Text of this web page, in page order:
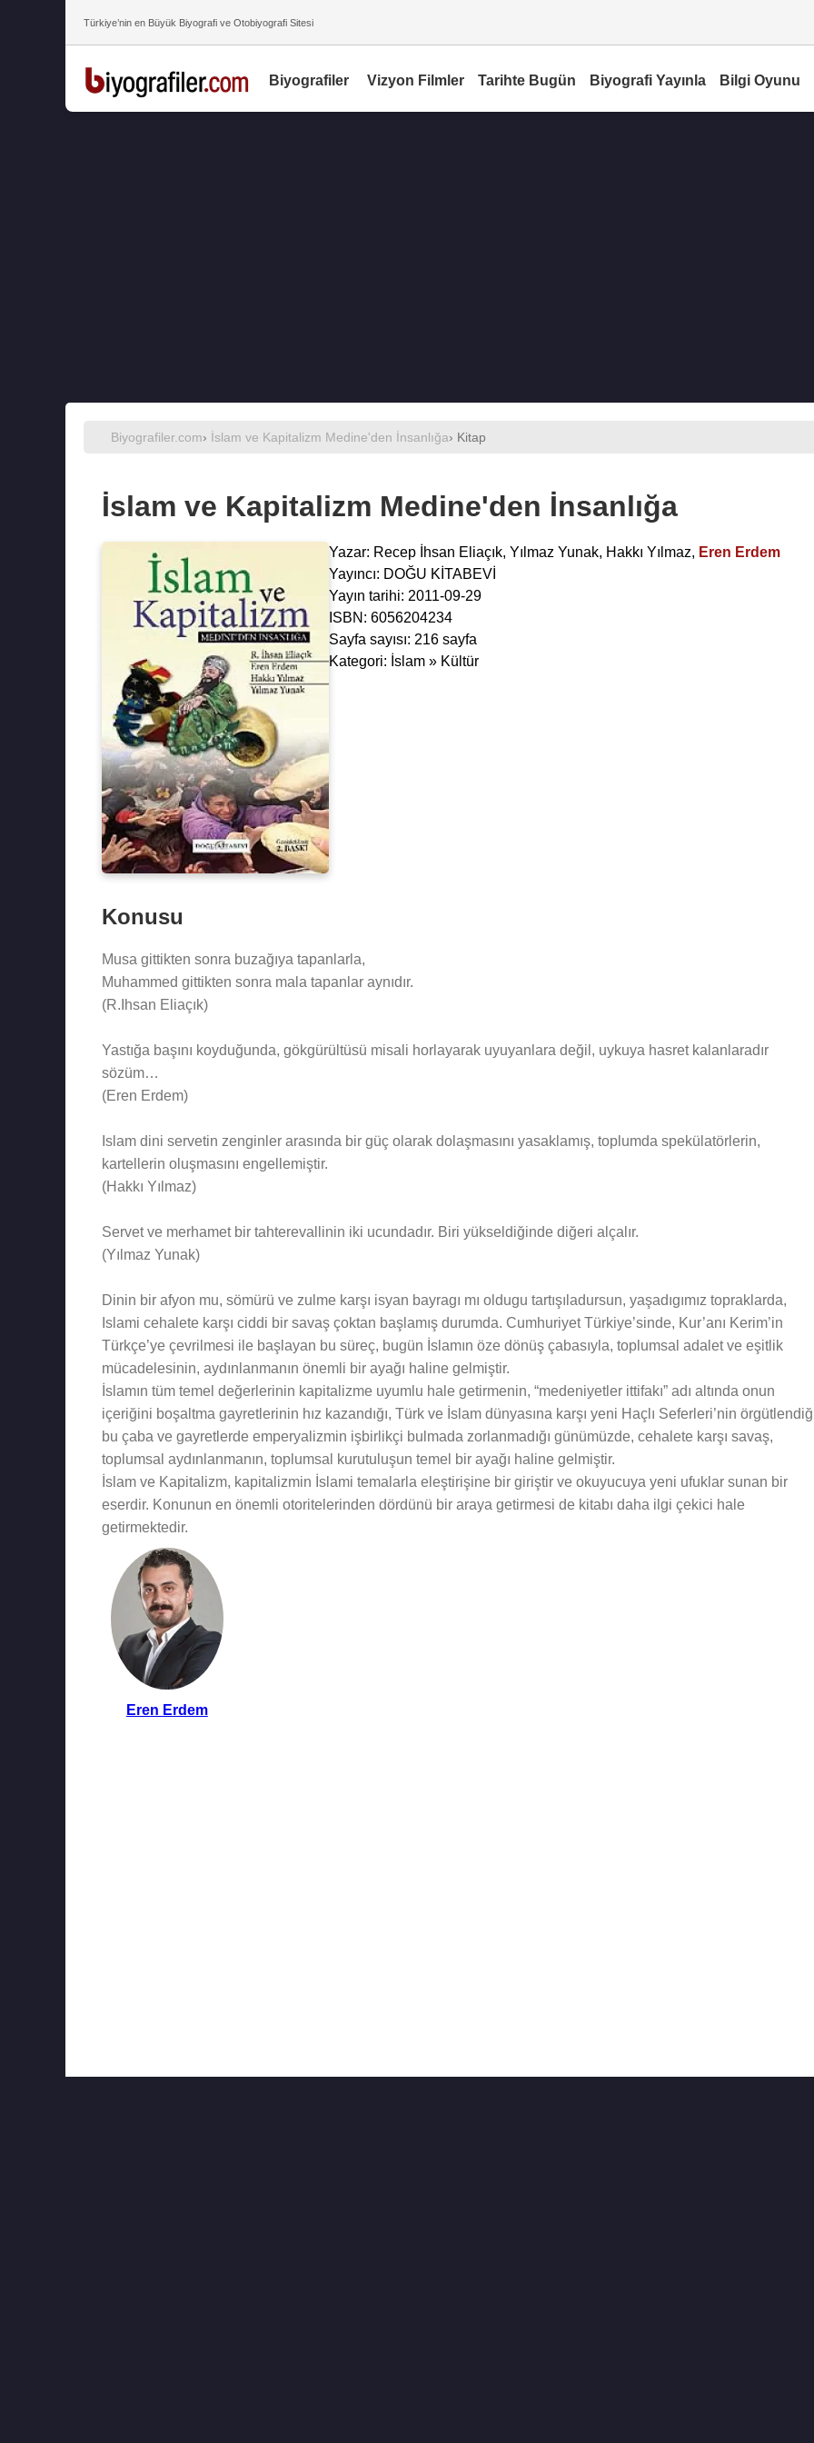
Türkiye’nin en Büyük Biyografi ve Otobiyografi Sitesi
Biyografiler Vizyon Filmler Tarihte Bugün Biyografi Yayınla Bilgi Oyunu
Biyografiler.com› İslam ve Kapitalizm Medine'den İnsanlığa› Kitap
İslam ve Kapitalizm Medine'den İnsanlığa
Yazar: Recep İhsan Eliaçık, Yılmaz Yunak, Hakkı Yılmaz, Eren Erdem
Yayıncı: DOĞU KİTABEVİ
Yayın tarihi: 2011-09-29
ISBN: 6056204234
Sayfa sayısı: 216 sayfa
Kategori: İslam » Kültür
Konusu
Musa gittikten sonra buzağıya tapanlarla,
Muhammed gittikten sonra mala tapanlar aynıdır.
(R.Ihsan Eliaçık)
Yastığa başını koyduğunda, gökgürültüsü misali horlayarak uyuyanlara değil, uykuya hasret kalanlaradır
sözüm…
(Eren Erdem)
Islam dini servetin zenginler arasında bir güç olarak dolaşmasını yasaklamış, toplumda spekülatörlerin,
kartellerin oluşmasını engellemiştir.
(Hakkı Yılmaz)
Servet ve merhamet bir tahterevallinin iki ucundadır. Biri yükseldiğinde diğeri alçalır.
(Yılmaz Yunak)
Dinin bir afyon mu, sömürü ve zulme karşı isyan bayragı mı oldugu tartışıladursun, yaşadıgımız topraklarda,
Islami cehalete karşı ciddi bir savaş çoktan başlamış durumda. Cumhuriyet Türkiye’sinde, Kur’anı Kerim’in
Türkçe’ye çevrilmesi ile başlayan bu süreç, bugün İslamın öze dönüş çabasıyla, toplumsal adalet ve eşitlik
mücadelesinin, aydınlanmanın önemli bir ayağı haline gelmiştir.
İslamın tüm temel değerlerinin kapitalizme uyumlu hale getirmenin, “medeniyetler ittifakı” adı altında onun
içeriğini boşaltma gayretlerinin hız kazandığı, Türk ve İslam dünyasına karşı yeni Haçlı Seferleri’nin
bu çaba ve gayretlerde emperyalizmin işbirlikçi bulmada zorlanmadığı günümüzde, cehalete karşı savaş,
toplumsal aydınlanmanın, toplumsal kurutuluşun temel bir ayağı haline gelmiştir.
İslam ve Kapitalizm, kapitalizmin İslami temalarla eleştirişine bir giriştir ve okuyucuya yeni ufuklar sunan bir
eserdir. Konunun en önemli otoritelerinden dördünü bir araya getirmesi de kitabı daha ilgi çekici hale
getirmektedir.
Eren Erdem